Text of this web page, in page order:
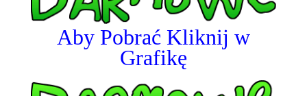
Aby Pobrać Kliknij w
Grafikę